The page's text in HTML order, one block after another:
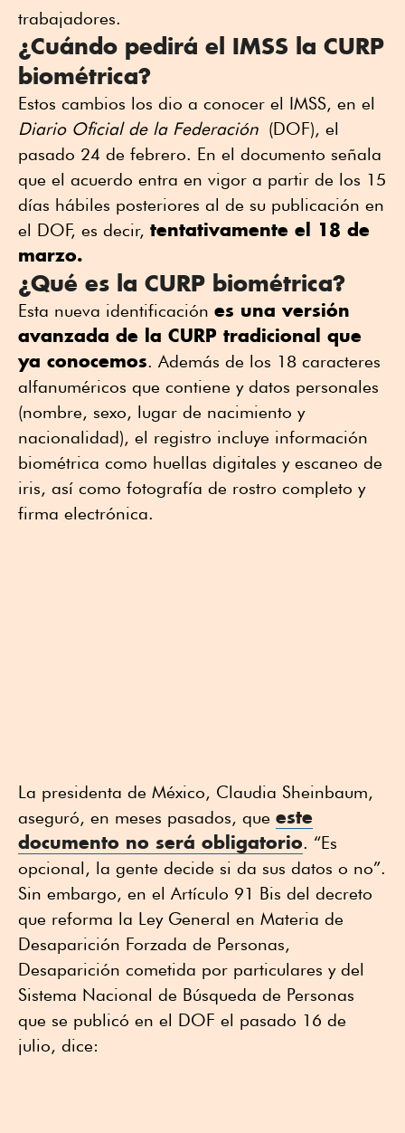
trabajadores.
¿Cuándo pedirá el IMSS la CURP
biométrica?
Estos cambios los dio a conocer el IMSS, en el
Diario Oficial de la Federación (DOF), el
pasado 24 de febrero. En el documento señala
que el acuerdo entra en vigor a partir de los 15
días hábiles posteriores al de su publicación en
el DOF, es decir, tentativamente el 18 de
marzo.
¿Qué es la CURP biométrica?
Esta nueva identificación es una versión
avanzada de la CURP tradicional que
ya conocemos. Además de los 18 caracteres
alfanuméricos que contiene y datos personales
(nombre, sexo, lugar de nacimiento y
nacionalidad), el registro incluye información
biométrica como huellas digitales y escaneo de
iris, así como fotografía de rostro completo y
firma electrónica.
La presidenta de México, Claudia Sheinbaum,
aseguró, en meses pasados, que este
documento no será obligatorio. “Es
opcional, la gente decide si da sus datos o no”.
Sin embargo, en el Artículo 91 Bis del decreto
que reforma la Ley General en Materia de
Desaparición Forzada de Personas,
Desaparición cometida por particulares y del
Sistema Nacional de Búsqueda de Personas
que se publicó en el DOF el pasado 16 de
julio, dice: